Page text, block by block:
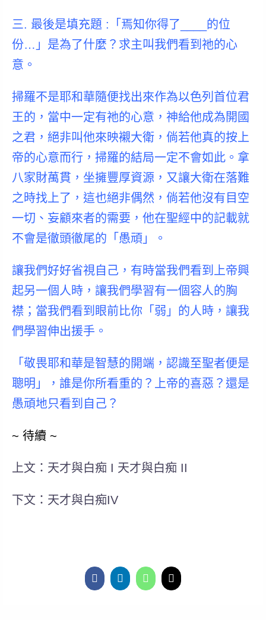
三. 最後是填充題 : 「焉知你得了____的位
份…」是為了什麼？ 求主叫我們看到祂的心
意。
掃羅不是耶和華隨便找出來作為以色列首位君
王的，當中一定有祂的心意，神給他成為開國
之君，絕非叫他來映襯大衛，倘若他真的按上
帝的心意而行，掃羅的結局一定不會如此。拿
八家財萬貫，坐擁豐厚資源，又讓大衛在落難
之時找上了，這也絕非偶然，倘若他沒有目空
一切、妄顧來者的需要，他在聖經中的記載就
不會是徹頭徹尾的「愚頑」。
讓我們好好省視自己，有時當我們看到上帝興
起另一個人時，讓我們學習有一個容人的胸
襟；當我們看到眼前比你「弱」的人時，讓我
們學習伸出援手。
「敬畏耶和華是智慧的開端，認識至聖者便是
聰明」，誰是你所看重的？上帝的喜惡？還是
愚頑地只看到自己？
~ 待續 ~
上文：天才與白痴 I 天才與白痴 II
下文：天才與白痴IV